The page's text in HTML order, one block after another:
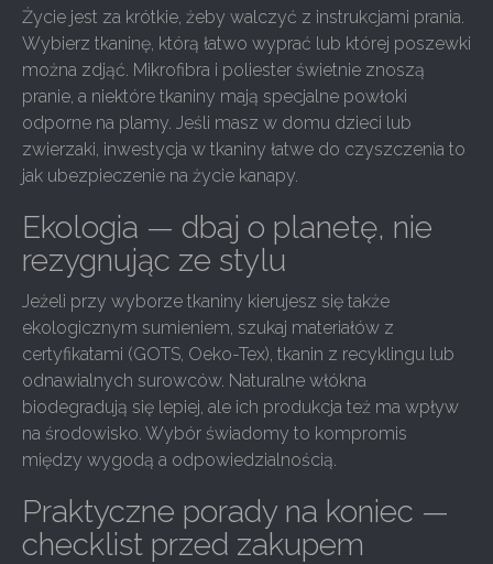
Życie jest za krótkie, żeby walczyć z instrukcjami prania.
Wybierz tkaninę, którą łatwo wyprać lub której poszewki
można zdjąć. Mikrofibra i poliester świetnie znoszą
pranie, a niektóre tkaniny mają specjalne powłoki
odporne na plamy. Jeśli masz w domu dzieci lub
zwierzaki, inwestycja w tkaniny łatwe do czyszczenia to
jak ubezpieczenie na życie kanapy.
Ekologia — dbaj o planetę, nie
rezygnując ze stylu
Jeżeli przy wyborze tkaniny kierujesz się także
ekologicznym sumieniem, szukaj materiałów z
certyfikatami (GOTS, Oeko-Tex), tkanin z recyklingu lub
odnawialnych surowców. Naturalne włókna
biodegradują się lepiej, ale ich produkcja też ma wpływ
na środowisko. Wybór świadomy to kompromis
między wygodą a odpowiedzialnością.
Praktyczne porady na koniec —
checklist przed zakupem